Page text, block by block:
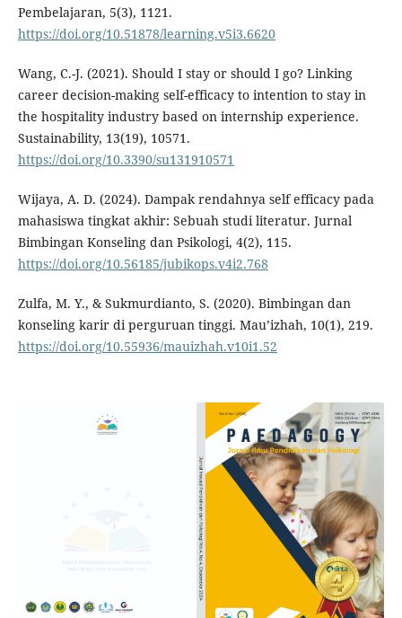
Pembelajaran, 5(3), 1121.
https://doi.org/10.51878/learning.v5i3.6620
Wang, C.-J. (2021). Should I stay or should I go? Linking
career decision-making self-efficacy to intention to stay in
the hospitality industry based on internship experience.
Sustainability, 13(19), 10571.
https://doi.org/10.3390/su131910571
Wijaya, A. D. (2024). Dampak rendahnya self efficacy pada
mahasiswa tingkat akhir: Sebuah studi literatur. Jurnal
Bimbingan Konseling dan Psikologi, 4(2), 115.
https://doi.org/10.56185/jubikops.v4i2.768
Zulfa, M. Y., & Sukmurdianto, S. (2020). Bimbingan dan
konseling karir di perguruan tinggi. Mau’izhah, 10(1), 219.
https://doi.org/10.55936/mauizhah.v10i1.52